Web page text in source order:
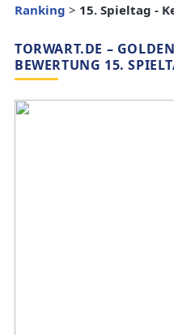
Ranking > 15. Spieltag -
TORWART.DE –
BEWERTUNG 15.